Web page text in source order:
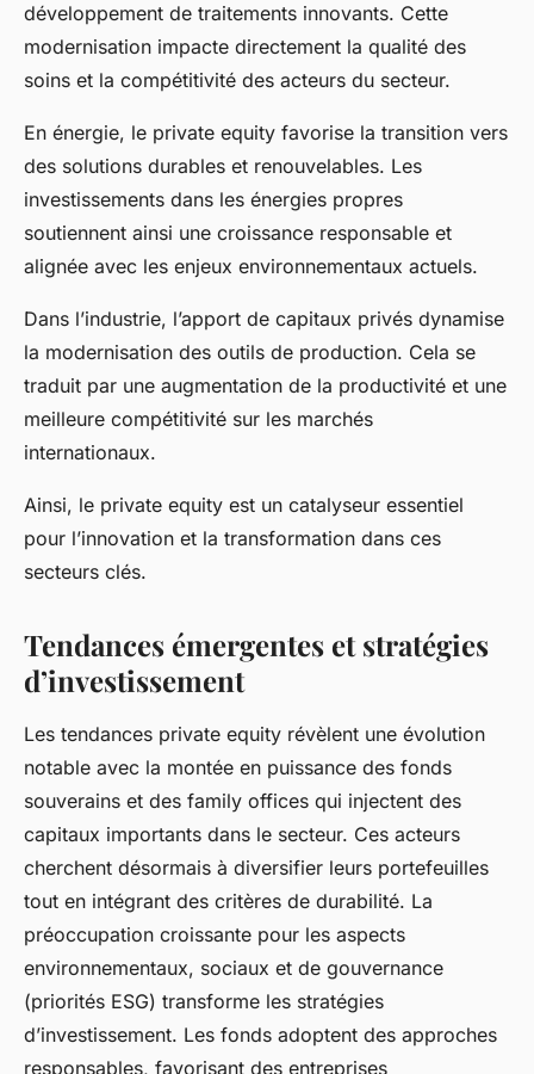
développement de traitements innovants. Cette
modernisation impacte directement la qualité des
soins et la compétitivité des acteurs du secteur.
En énergie, le private equity favorise la transition vers
des solutions durables et renouvelables. Les
investissements dans les énergies propres
soutiennent ainsi une croissance responsable et
alignée avec les enjeux environnementaux actuels.
Dans l’industrie, l’apport de capitaux privés dynamise
la modernisation des outils de production. Cela se
traduit par une augmentation de la productivité et une
meilleure compétitivité sur les marchés
internationaux.
Ainsi, le private equity est un catalyseur essentiel
pour l’innovation et la transformation dans ces
secteurs clés.
Tendances émergentes et stratégies
d’investissement
Les tendances private equity révèlent une évolution
notable avec la montée en puissance des fonds
souverains et des family offices qui injectent des
capitaux importants dans le secteur. Ces acteurs
cherchent désormais à diversifier leurs portefeuilles
tout en intégrant des critères de durabilité. La
préoccupation croissante pour les aspects
environnementaux, sociaux et de gouvernance
(priorités ESG) transforme les stratégies
d’investissement. Les fonds adoptent des approches
responsables, favorisant des entreprises